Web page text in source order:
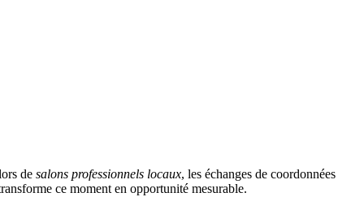
de salons professionnels locaux, les échanges de coordonnées
ce moment en opportunité mesurable.